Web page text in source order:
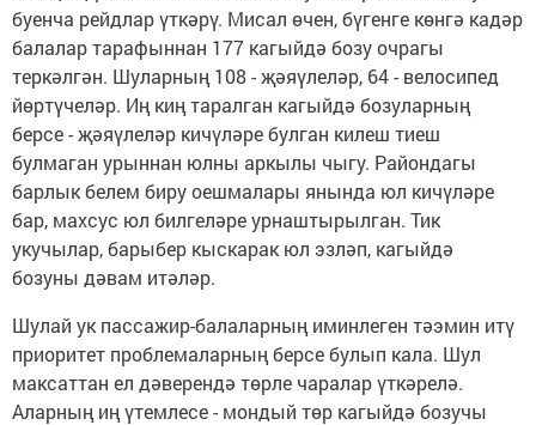
буенча рейдлар үткәрү. Мисал өчен, бүгенге көнгә кадәр
балалар тарафыннан 177 кагыйдә бозу очрагы
теркәлгән. Шуларның 108 - җәяүлеләр, 64 - велосипед
йөртүчеләр. Иң киң таралган кагыйдә бозуларның
берсе - җәяүлеләр кичүләре булган килеш тиеш
булмаган урыннан юлны аркылы чыгу. Райондагы
барлык белем биру оешмалары янында юл кичүләре
бар, махсус юл билгеләре урнаштырылган. Тик
укучылар, барыбер кыскарак юл эзләп, кагыйдә
бозуны дәвам итәләр.
Шулай ук пассажир-балаларның иминлеген тәэмин итү
приоритет проблемаларның берсе булып кала. Шул
максаттан ел дәверендә төрле чаралар үткәрелә.
Аларның иң үтемлесе - мондый төр кагыйдә бозучы